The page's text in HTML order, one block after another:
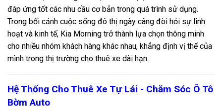
đáp ứng tốt các nhu cầu cơ bản trong quá trình sử dụng.
Trong bối cảnh cuộc sống đô thị ngày càng đòi hỏi sự linh
hoạt và kinh tế, Kia Morning trở thành lựa chọn thông minh
cho nhiều nhóm khách hàng khác nhau, khẳng định vị thế của
mình trong thị trường cho thuê xe dài hạn.
Hệ Thống Cho Thuê Xe Tự Lái - Chăm Sóc Ô Tô
Bờm Auto